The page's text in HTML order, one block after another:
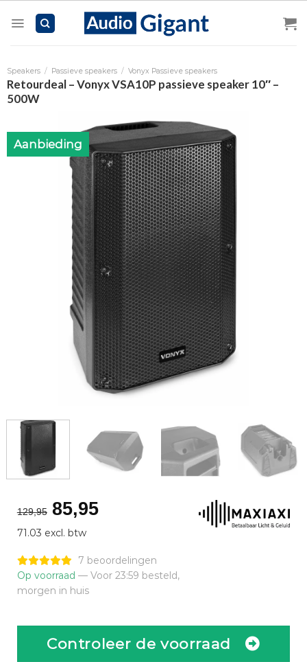
Speakers / Passieve speakers / Vonyx Passieve speakers
Retourdeal – Vonyx VSA10P passieve speaker 10″ –
500W
Aanbieding
129,95 Oorspronkelijke
prijs
was:
€129,95.
85,95Huidige
€85,95.
71.03 excl. btw
7 beoordelingen
Op voorraad — Voor 23:59 besteld,
morgen in huis
Controleer de voorraad